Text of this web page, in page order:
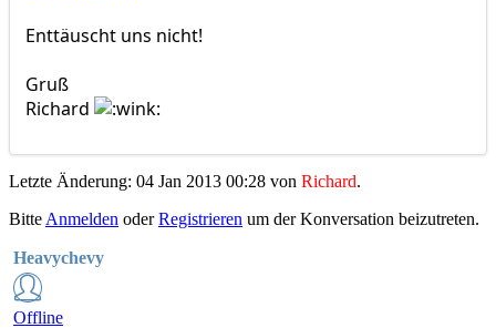
Enttäuscht uns nicht!
Gruß
Richard
Letzte Änderung: 04 Jan 2013 00:28 von Richard.
Bitte Anmelden oderRegistrieren um der Konversation beizutreten.
Heavychevy
Offline